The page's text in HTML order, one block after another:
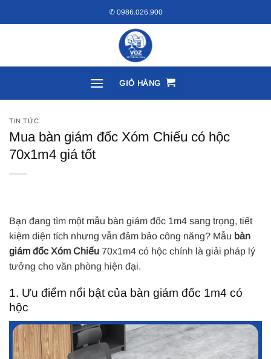
qua
✆ 0986.026.900
GIỎ HÀNG
TIN TỨC
Mua bàn giám đốc Xóm Chiếu có hộc
70x1m4 giá tốt
Bạn đang tìm một mẫu bàn giám đốc 1m4 sang trọng, tiết
kiệm diện tích nhưng vẫn đảm bảo công năng? Mẫu bàn
giám đốc Xóm Chiếu 70x1m4 có hộc chính là giải pháp lý
tưởng cho văn phòng hiện đại.
1. Ưu điểm nổi bật của bàn giám đốc 1m4 có
hộc